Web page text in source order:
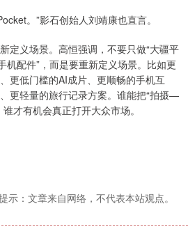
。”影石创始人刘靖康也直言。
定义场景。高恒强调，不要只做“大疆平
机配件”，而是要重新定义场景。比如更
更低门槛的AI成片、更顺畅的手机互
更轻量的旅行记录方案。谁能把“拍摄—
才有机会真正打开大众市场。
示：文章来自网络，不代表本站观点。